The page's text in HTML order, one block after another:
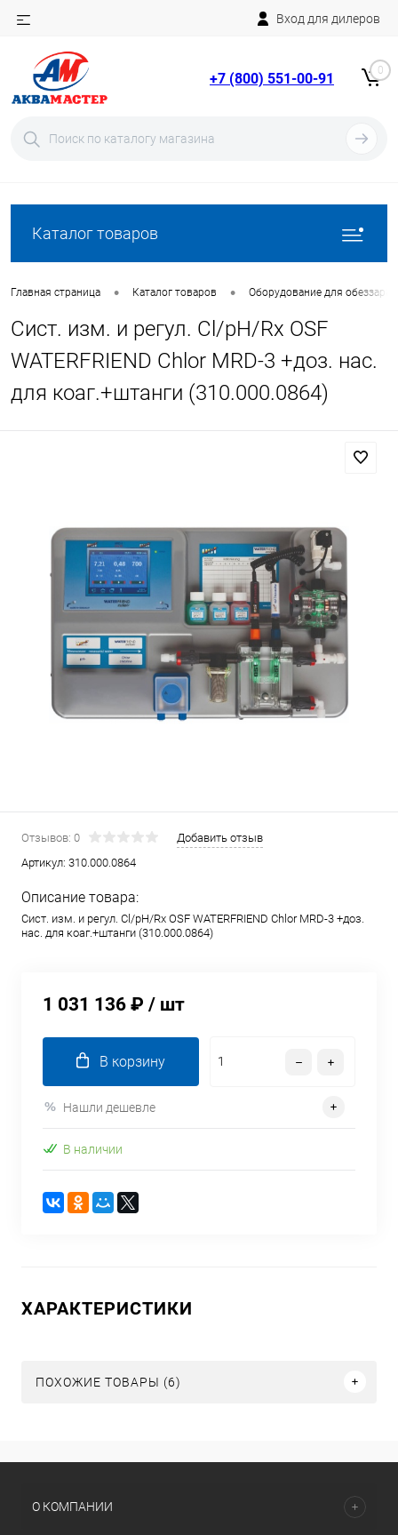
Вход для дилеров
+7 (800) 551-00-91 0
Каталог товаров
Главная страница • Каталог товаров • Оборудование для
Сист. изм. и регул. Cl/pH/Rx OSF
WATERFRIEND Chlor MRD-3 +доз. нас.
для коаг.+штанги (310.000.0864)
Отзывов: 0
Добавить отзыв
Артикул: 310.000.0864
Описание товара:
Сист. изм. и регул. Cl/pH/Rx OSF WATERFRIEND Chlor MRD-3 +доз.
нас. для коаг.+штанги (310.000.0864)
1 031 136 ₽ / шт
В корзину
Нашли дешевле
В наличии
ХАРАКТЕРИСТИКИ
ПОХОЖИЕ ТОВАРЫ (6)
О КОМПАНИИ